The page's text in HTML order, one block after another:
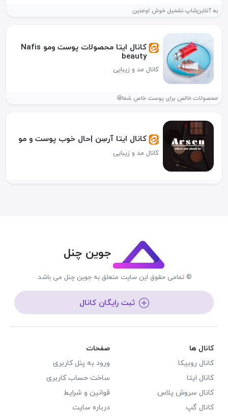
به آنلاین‌شاپ نشمیل خوش‌ اومدین
کانال ایتا محصولات پوست ومو Nafis
beauty
کانال مد و زیبایی
محصولات خالص برای پوست خاص شما🤩
کانال ایتا آرسِن |حال خوب پوست و مو
کانال مد و زیبایی
جوین چنل
© تمامی حقوق این سایت متعلق به جوین چنل می باشد.
ثبت رایگان کانال
کانال ها
کانال روبیکا
کانال ایتا
کانال سروش پلاس
کانال گپ
صفحات
ورود به پنل کاربری
ساخت حساب کاربری
قوانین و شرایط
درباره سایت